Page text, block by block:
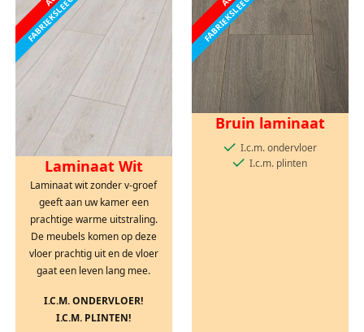
Laminaat Wit
Laminaat wit zonder v-groef
geeft aan uw kamer een
prachtige warme uitstraling.
De meubels komen op deze
vloer prachtig uit en de vloer
gaat een leven lang mee.
I.C.M. ONDERVLOER!
I.C.M. PLINTEN!
Bruin laminaat
I.c.m. ondervloer
I.c.m. plinten